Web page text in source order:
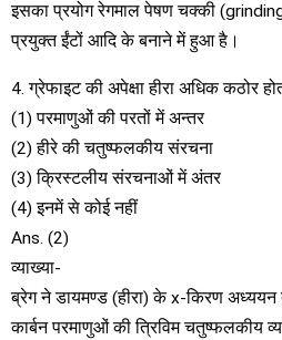
इसका प्रयोग रेगमाल पेषण चक्की
प्रयुक्त ईंटों आदि के बनाने में हुआ है।
4. ग्रेफाइट की अपेक्षा हीरा अधिक कठोर
(1) परमाणुओं की परतों में अन्तर
(2) हीरे की चतुष्फलकीय संरचना
(3) क्रिस्टलीय संरचनाओं में अंतर
(4) इनमें से कोई नहीं
Ans. (2)
व्याख्या-
ब्रेग ने डायमण्ड (हीरा) के x-किरण अध्ययन
कार्बन परमाणुओं की त्रिविम चतुष्फलकीय